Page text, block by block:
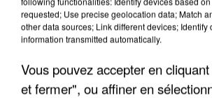
requested; Use precise geolocation data; Match
other data sources; Link different devices; Identify
information transmitted automatically.
Vous pouvez accepter en
et fermer", ou affiner en